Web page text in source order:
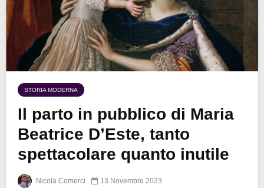
STORIA MODERNA
Il parto in pubblico di Maria
Beatrice D’Este, tanto
spettacolare quanto inutile
Nicola Comerci 13 Novembre 2023